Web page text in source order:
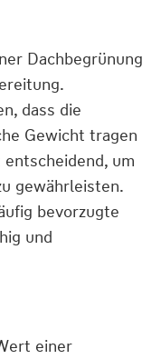
Dachbegrünung
dass die
Gewicht tragen
um
gewährleisten.
bevorzugte
und
einer